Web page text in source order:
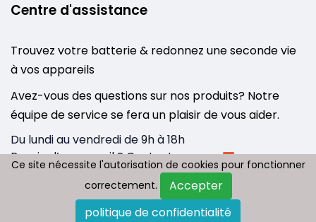
Centre d'assistance
Trouvez votre batterie & redonnez une seconde vie
à vos appareils
Avez-vous des questions sur nos produits? Notre
équipe de service se fera un plaisir de vous aider.
Du lundi au vendredi de 9h à 18h
Besoin d’un conseil ? Contactez-nous :
info@tousbatterie.com
Substack
Ce site nécessite l'autorisation de cookies pour fonctionner
correctement.
Accepter
politique de confidentialité
Ce site nécessite l'autorisation de cookies pour fonctionner
correctement.
Accepter
politique de confidentialité